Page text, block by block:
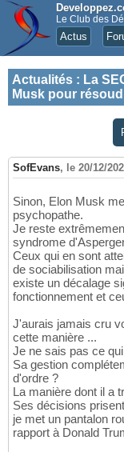
Le Club des
Actus
Actualités : La
Musk pour
SofEvans, le 20/12/
Sinon, Elon Musk
psychopathe.
Je reste
syndrome
Ceux qui en sont
de sociabilisation
existe un décalage
fonctionnement et
J'aurais jamais cru
cette manière ...
Je ne sais pas ce
Sa gestion
d'ordre ?
La manière dont il a
Ses décisions
je met un pantalon
rapport à Donald